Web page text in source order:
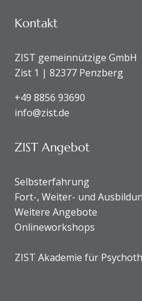
KONTAKTDATEN
Kontakt
ZIST gemeinnützige GmbH
Zist 1 | 82377 Penzberg
+49 8856 93690
info@zist.de
ZIST Angebot
Selbsterfahrung
Fort-, Weiter- und
Weitere Angebote
Onlineworkshops
ZIST Akademie für